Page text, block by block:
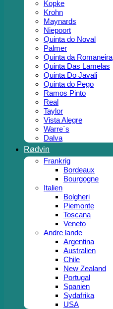
Kopke
Krohn
Maynards
Niepoort
Quinta do Noval
Palmer
Quinta da Romaneira
Quinta Das Lamelas
Quinta Do Javali
Quinta do Pego
Ramos Pinto
Real
Taylor
Vista Alegre
Warre´s
Dalva
Rødvin
Frankrig
Bordeaux
Bourgogne
Italien
Bolgheri
Piemonte
Toscana
Veneto
Andre lande
Argentina
Australien
Chile
New Zealand
Portugal
Spanien
Sydafrika
USA